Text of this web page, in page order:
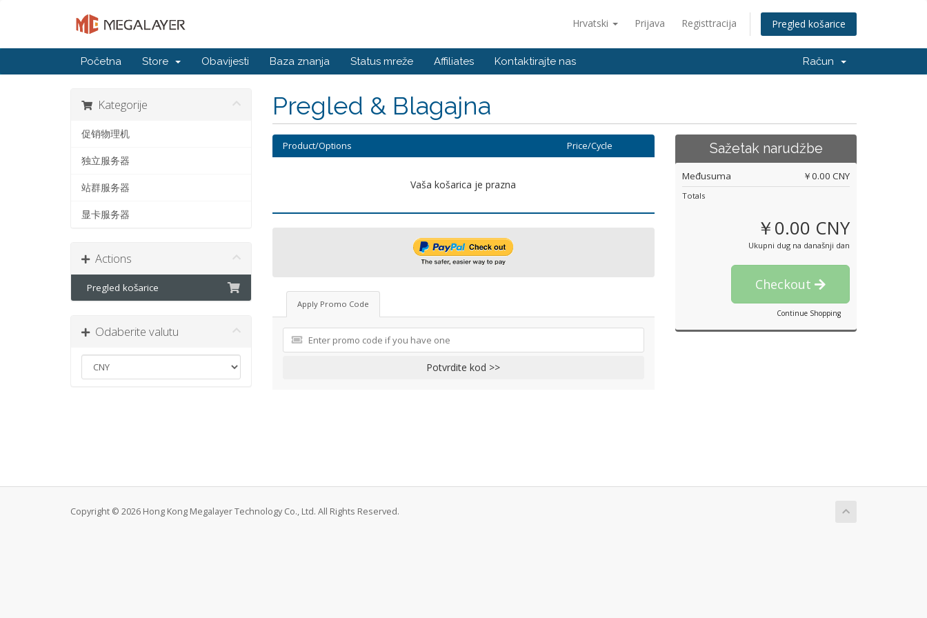
Hrvatski Prijava Registtracija Pregled košarice
Početna Store Obavijesti Baza znanja Status mreže Affiliates Kontaktirajte nas Račun
Pregled & Blagajna
Kategorije
促销物理机
独立服务器
站群服务器
显卡服务器
Actions
Pregled košarice
Odaberite valutu
Product/Options Price/Cycle
Vaša košarica je prazna
Apply Promo Code
Potvrdite kod >>
Sažetak narudžbe
Međusuma ￥0.00 CNY
Totals
￥0.00 CNY
Ukupni dug na današnji dan
Checkout
Continue Shopping
Copyright © 2026 Hong Kong Megalayer Technology Co., Ltd. All Rights Reserved.